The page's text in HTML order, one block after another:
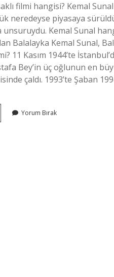
filmi hangisi? Kemal
neredeyse piyasaya
unsuruydu. Kemal Sunal
Balalayka Kemal Sunal,
11 Kasım 1944’te
Bey’in üç oğlunun en
çaldı. 1993’te Şaban
Yorum Bırak